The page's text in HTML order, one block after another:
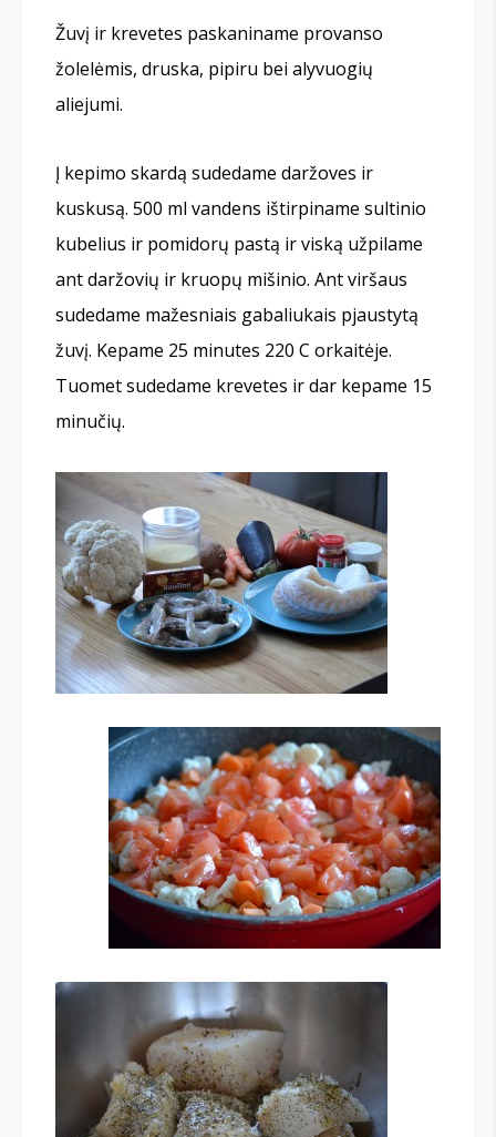
Žuvį ir krevetes paskaniname provanso
žolelėmis, druska, pipiru bei alyvuogių
aliejumi.
Į kepimo skardą sudedame daržoves ir
kuskusą. 500 ml vandens ištirpiname sultinio
kubelius ir pomidorų pastą ir viską užpilame
ant daržovių ir kruopų mišinio. Ant viršaus
sudedame mažesniais gabaliukais pjaustytą
žuvį. Kepame 25 minutes 220 C orkaitėje.
Tuomet sudedame krevetes ir dar kepame 15
minučių.